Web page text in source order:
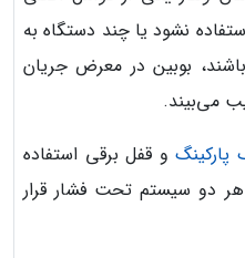
نشود یا چند دستگاه به
بوبین در معرض جریان
می‌بیند.
و قفل برقی استفاده
دو سیستم تحت فشار قرار